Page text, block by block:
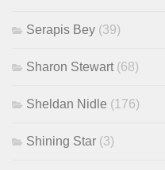
Serapis Bey (39)
Sharon Stewart (68)
Sheldan Nidle (176)
Shining Star (3)